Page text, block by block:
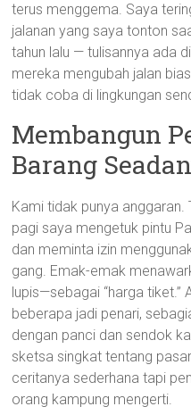
terus menggema. Saya
jalanan yang saya tonton
tahun lalu — tulisannya ada di
mereka mengubah jalan
tidak coba di lingkungan
Membangun
Barang
Kami tidak punya anggaran.
pagi saya mengetuk pintu
dan meminta izin
gang. Emak-emak
lupis—sebagai “harga tiket.”
beberapa jadi penari,
dengan panci dan sendok
sketsa singkat tentang
ceritanya sederhana tapi
orang kampung mengerti.